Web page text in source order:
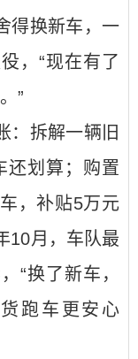
得换新车，一
，“现在有了
”
：拆解一辆旧
还划算；购置
，补贴5万元
10月，车队最
“换了新车，
跑车更安心